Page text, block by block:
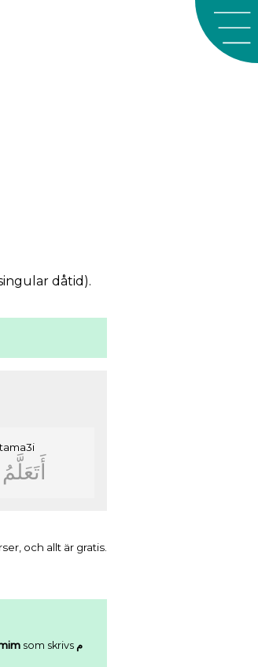
dåtid).
ﺃَﺗَﻌَﻠَّﻢُ
och allt är gratis.
som skrivs ﻡ